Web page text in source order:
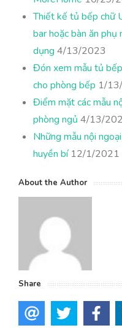
Thiết kế tủ bếp chữ
bar hoặc bàn ăn
dụng 4/13/2023
Đón xem mẫu tủ
cho phòng bếp 1/
Điểm mặt các mẫu
phòng ngủ 4/13/
Những mẫu nội
huyền bí12/1/2021
About the Author
Share